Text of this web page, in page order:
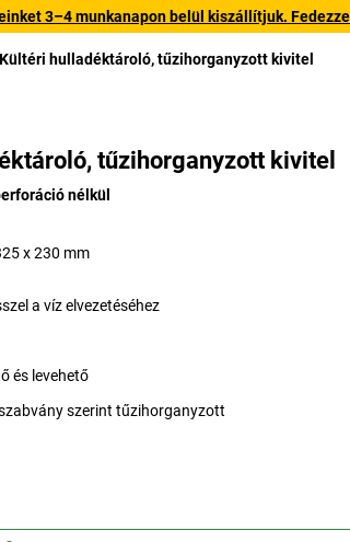
3–4 munkanapon belül kiszállítjuk.
Kültéri hulladéktároló, tűzihorganyzott kivitel
tűzihorganyzott kivitel
nélkül
x 230 mm
a víz elvezetéséhez
és levehető
szerint tűzihorganyzott